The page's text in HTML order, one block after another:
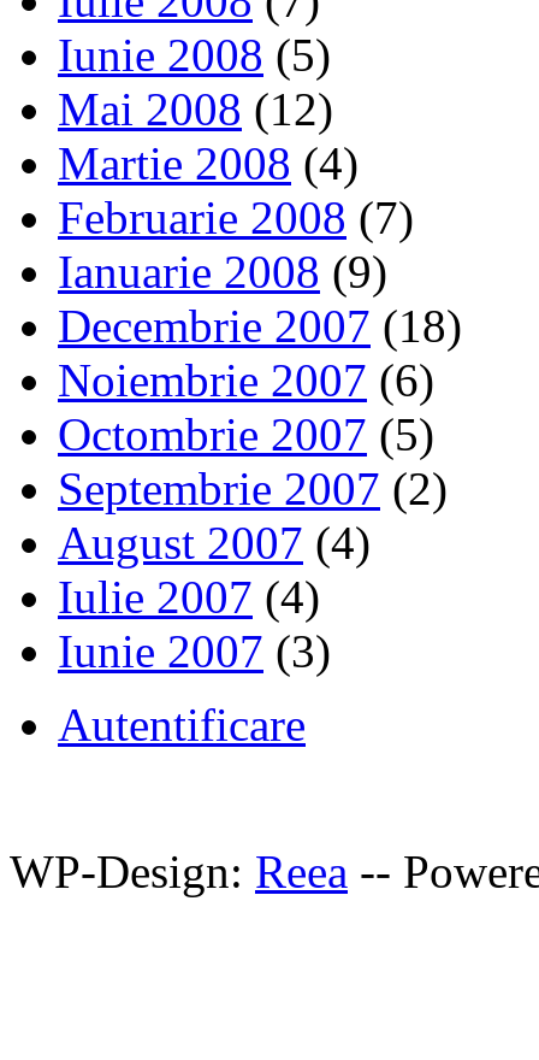
Iunie 2008 (5)
Mai 2008 (12)
Martie 2008 (4)
Februarie 2008 (7)
Ianuarie 2008 (9)
Decembrie 2007 (18)
Noiembrie 2007 (6)
Octombrie 2007 (5)
Septembrie 2007 (2)
August 2007 (4)
Iulie 2007 (4)
Iunie 2007 (3)
Autentificare
WP-Design: Reea --